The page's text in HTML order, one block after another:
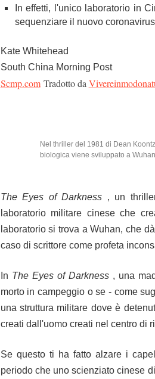
In effetti, l'unico laboratorio in
sequenziare il nuovo
Kate Whitehead
South China Morning Post
Scmp.com Tradotto da
Nel thriller del 1981 di Dean
biologica viene sviluppato a
The Eyes of Darkness , un
laboratorio militare cinese che
laboratorio si trova a Wuhan, che
caso di scrittore come profeta
In The Eyes of Darkness , una
morto in campeggio o se - come
una struttura militare dove è
creati dall'uomo creati nel centro di
Se questo ti ha fatto alzare i
periodo che uno scienziato cinese